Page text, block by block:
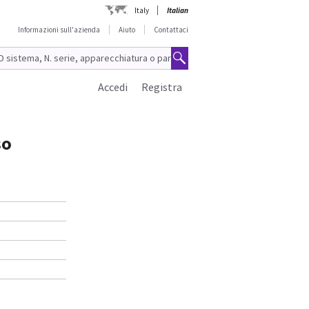
Italy
Italian
Informazioni sull'azienda
Aiuto Contattaci
Registra
Accedi